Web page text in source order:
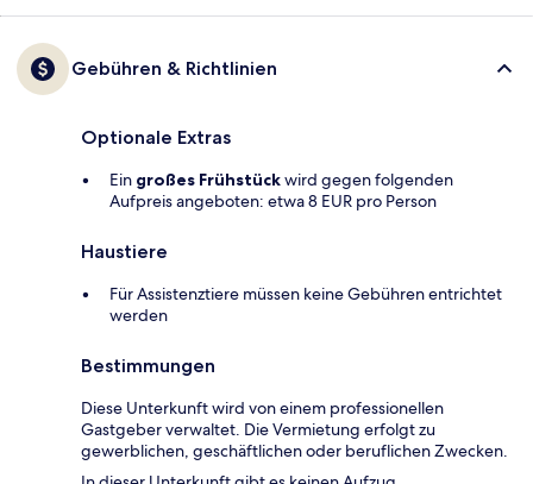
Gebühren & Richtlinien
Optionale Extras
Ein großes Frühstückwird gegen folgenden
Aufpreis angeboten: etwa 8 EUR pro Person
Haustiere
Für Assistenztiere müssen keine Gebühren entrichtet
werden
Bestimmungen
Diese Unterkunft wird von einem professionellen
Gastgeber verwaltet. Die Vermietung erfolgt zu
gewerblichen, geschäftlichen oder beruflichen Zwecken.